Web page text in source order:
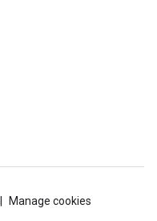
Manage cookies